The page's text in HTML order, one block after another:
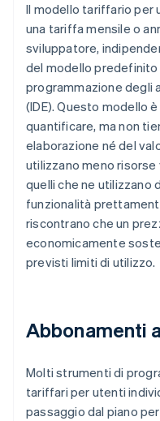
Il modello tariffario per
una tariffa mensile o
sviluppatore,
del modello
programmazione degli
(IDE). Questo modello
quantificare, ma non
elaborazione né del
utilizzano meno
quelli che ne utilizzano
funzionalità
riscontrano che un
economicamente
previsti limiti di utilizzo.
Abbonamenti
Molti strumenti di
tariffari per utenti
passaggio dal piano